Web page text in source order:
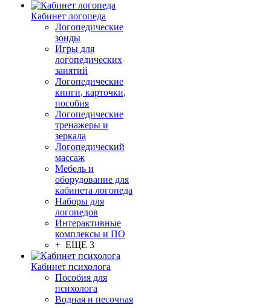
Кабинет логопеда
Логопедические
зонды
Игры для
логопедических
занятий
Логопедические
книги, карточки,
пособия
Логопедические
тренажеры и
зеркала
Логопедический
массаж
Мебель и
оборудование для
кабинета логопеда
Наборы для
логопедов
Интерактивные
комплексы и ПО
+ ЕЩЕ 3
Кабинет психолога
Пособия для
психолога
Водная и песочная